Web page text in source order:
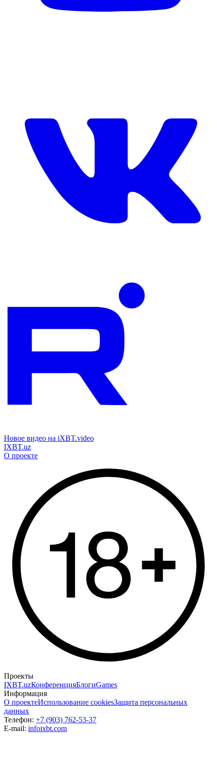
Новое видео на iXBT.video
IXBT.uz
О проекте
Проекты
IXBT.uzКонференцияБлогиGames
Информация
О проектеИспользование cookiesЗащита персональных
данных
Телефон: +7 (903) 762-53-37
E-mail: infoixbt.com